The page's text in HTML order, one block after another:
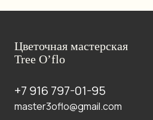
Цветочная мастерская
Tree O’flo
+7 916 797-01-95
master3oflo@gmail.com